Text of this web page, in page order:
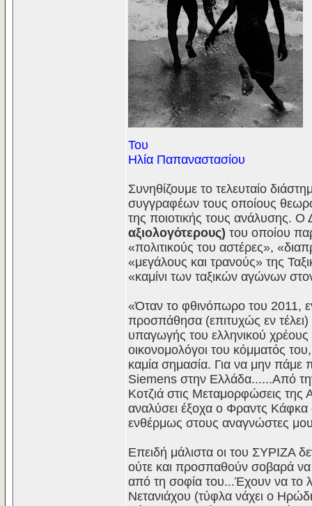
Του
Ηλία Παπαναστασίου
Συνηθίζουμε το τελευταίο
συγγραφέων τους οποίους
της ποιοτικής τους ανάλυσης.
αξιολογότερους) του οποίου
«πολιτικούς του αστέρες»,
«μεγάλους και τρανούς» της
«καμίνι των ταξικών αγώνων
«Όταν το φθινόπωρο του 2011,
προσπάθησα (επιτυχώς εν
υπαγωγής του ελληνικού χρέους
οικονομολόγοι του κόμματός
καμία σημασία. Για να μην πάμε
Siemens στην Ελλάδα......Από
Κοτζιά στις Μεταμορφώσεις της
αναλύσει έξοχα ο Φραντς
ενθέρμως στους αναγνώστες
Επειδή μάλιστα οι του ΣΥΡΙΖΑ
ούτε και προσπαθούν σοβαρά
από τη σοφία του...Έχουν να το
Νετανιάχου (τύφλα νάχει ο